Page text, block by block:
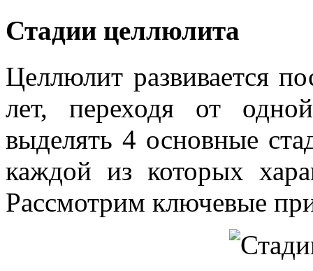
Стадии целлюлита
Целлюлит развивается
лет, переходя от
выделять 4 основные
каждой из которых
Рассмотрим ключевые